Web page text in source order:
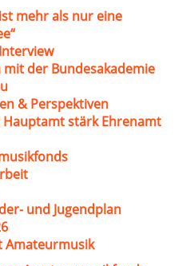
mehr als nur eine
mit der Bundesakademie
& Perspektiven
stärk Ehrenamt
und Jugendplan
Amateurmusik